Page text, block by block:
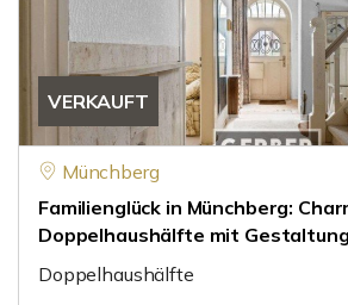
VERKAUFT
Münchberg
Familienglück in Münchberg:
Doppelhaushälfte mit
Doppelhaushälfte